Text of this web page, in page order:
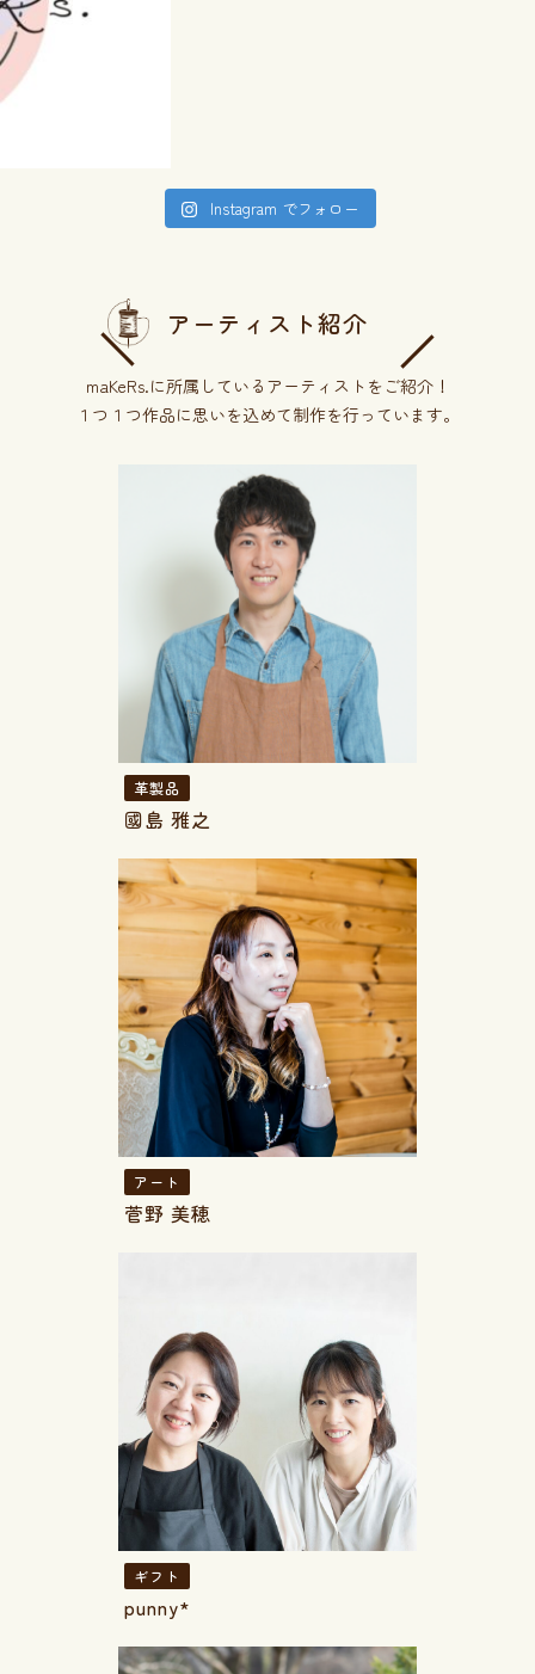
Instagram でフォロー
アーティスト紹介
maKeRs.に所属しているアーティストをご紹介！
１つ１つ作品に思いを込めて制作を行っています。
革製品
國島 雅之
アート
菅野 美穂
ギフト
punny*